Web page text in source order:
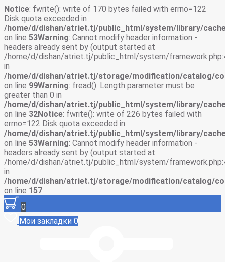
Notice: fwrite(): write of 170 bytes failed with errno=122
Disk quota exceeded in
/home/d/dishan/atriet.tj/public_html/system/library/
on line 53Warning: Cannot modify header information -
headers already sent by (output started at
/home/d/dishan/atriet.tj/public_html/system/
in
/home/d/dishan/atriet.tj/storage/modification/catalog/
on line 99Warning: fread(): Length parameter must be
greater than 0 in
/home/d/dishan/atriet.tj/public_html/system/library/
on line 32Notice: fwrite(): write of 226 bytes failed with
errno=122 Disk quota exceeded in
/home/d/dishan/atriet.tj/public_html/system/library/
on line 53Warning: Cannot modify header information -
headers already sent by (output started at
/home/d/dishan/atriet.tj/public_html/system/
in
/home/d/dishan/atriet.tj/storage/modification/catalog/
on line 157
0
Мои закладки 0